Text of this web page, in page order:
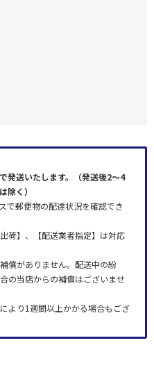
発送いたします。（発送後2〜4
除く）
で郵便物の配達状況を確認でき
荷】、【配送業者指定】は対応
償がありません。配送中の紛
の当店からの補償はございませ
より1週間以上かかる場合もござ